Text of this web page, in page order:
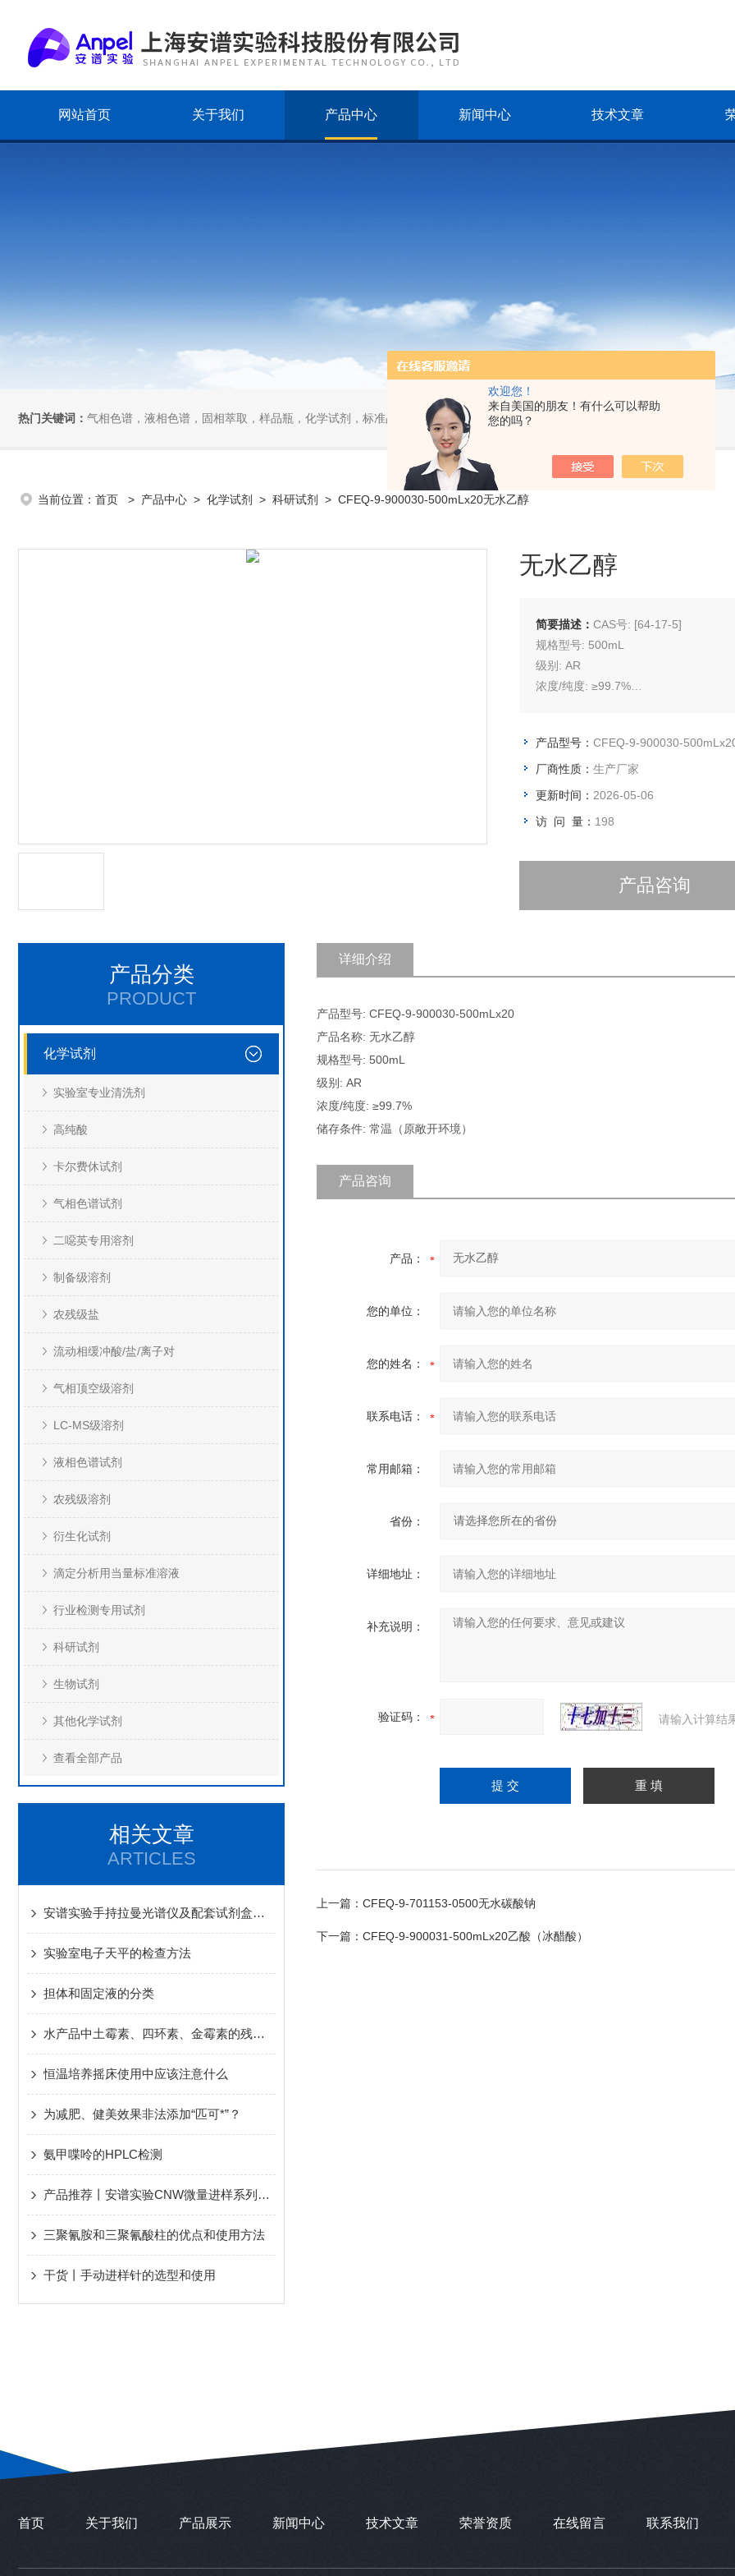
欢迎您！
来自美国的朋友！有什么可以帮助
您的吗？
网站首页 关于我们 产品中心 新闻中心 技术文章
热门关键词： 气相色谱，液相色谱，固相萃取，样品瓶，化学试剂，标准品，小型仪器
当前位置： 首页 > 产品中心 > 化学试剂 > 科研试剂 > CFEQ-9-900030-500mLx20无水乙醇
无水乙醇
简要描述： CAS号: [64-17-5]
规格型号: 500mL
级别: AR
浓度/纯度: ≥99.7%
产品型号： CFEQ-9-900030-
厂商性质： 生产厂家
更新时间： 2026-05-06
访 问 量： 198
产品咨询
产品分类
PRODUCT
化学试剂
实验室专业清洗剂
高纯酸
卡尔费休试剂
气相色谱试剂
二噁英专用溶剂
制备级溶剂
农残级盐
流动相缓冲酸/盐/离子对
气相顶空级溶剂
LC-MS级溶剂
液相色谱试剂
农残级溶剂
衍生化试剂
滴定分析用当量标准溶液
行业检测专用试剂
科研试剂
生物试剂
其他化学试剂
查看全部产品
相关文章
ARTICLES
安谱实验手持拉曼光谱仪及配套试剂盒助力xi布qu明快检
实验室电子天平的检查方法
担体和固定液的分类
水产品中土霉素、四环素、金霉素的残留测定
恒温培养摇床使用中应该注意什么
为减肥、健美效果非法添加“匹可*”？
氨甲喋呤的HPLC检测
产品推荐丨安谱实验CNW微量进样系列样品瓶产品
三聚氰胺和三聚氰酸柱的优点和使用方法
干货丨手动进样针的选型和使用
详细介绍
产品型号: CFEQ-9-900030-500mLx20
产品名称: 无水乙醇
规格型号: 500mL
级别: AR
浓度/纯度: ≥99.7%
储存条件: 常温（原敞开环境）
产品咨询
产品：
您的单位：
您的姓名：
联系电话：
常用邮箱：
省份：
详细地址：
补充说明：
验证码： 请输入计算结
上一篇： CFEQ-9-701153-0500无水碳酸钠
下一篇： CFEQ-9-900031-500mLx20乙酸（冰醋酸）
首页 关于我们 产品展示 新闻中心 技术文章 荣誉资质 在线留言 联系我们